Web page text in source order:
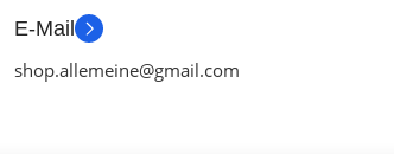
E-Mail
shop.allemeine@gmail.com